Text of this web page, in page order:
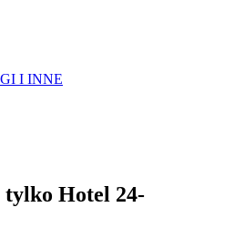
I INNE
tylko Hotel 24-